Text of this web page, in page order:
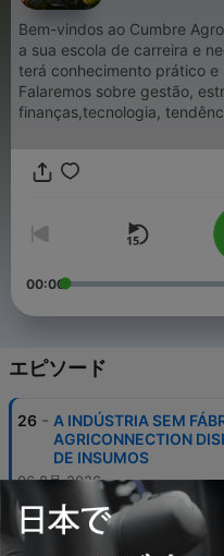
Bem-vindos ao Cumbre
a sua escola de carreira e
terá conhecimento prático
Falaremos sobre gestão,
finanças,tecnologia,
desenvolvimento pessoal e
00:00
エピソード
26 - A INDÚSTRIA SEM
AGRICONNECTION
DE INSUMOS
06 8月 2026
25 - DO SONHO DE 16